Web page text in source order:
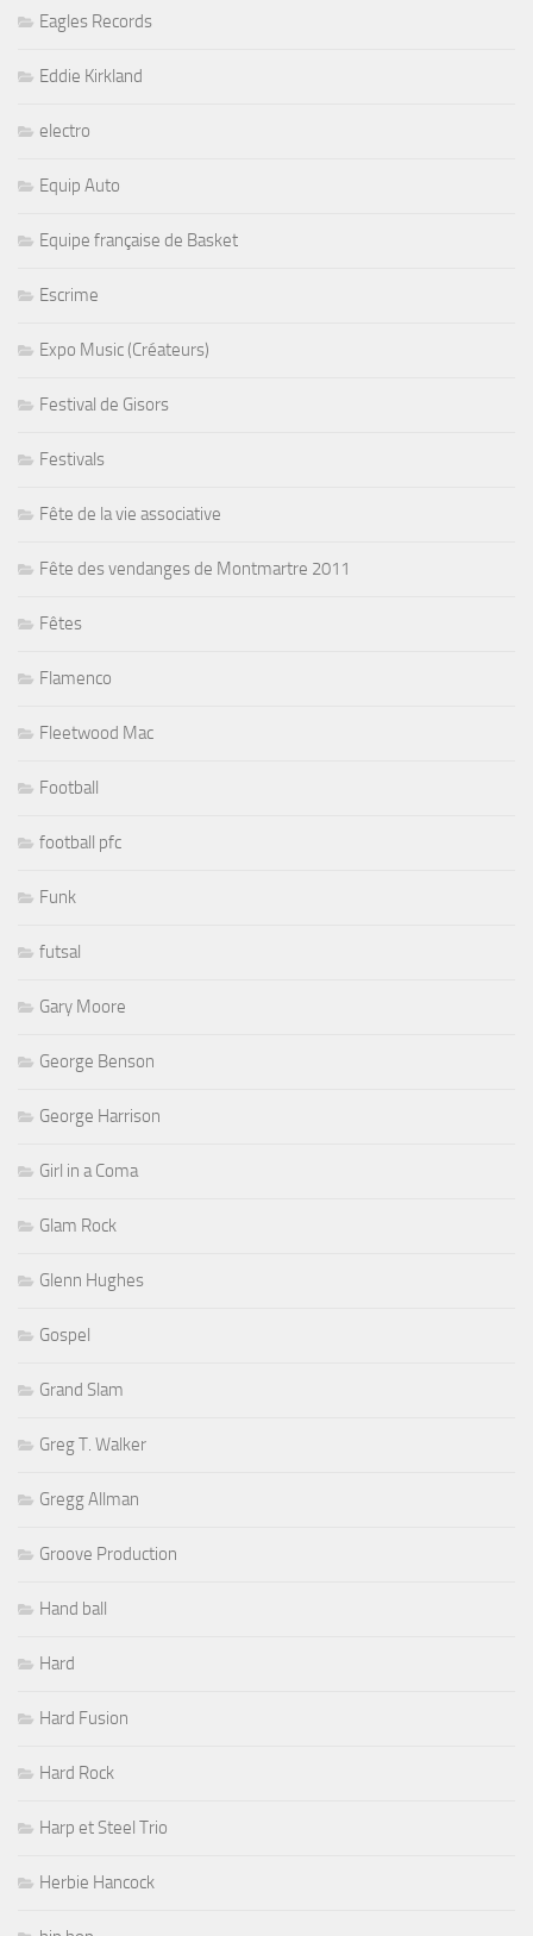
Eagles Records
Eddie Kirkland
electro
Equip Auto
Equipe française de Basket
Escrime
Expo Music (Créateurs)
Festival de Gisors
Festivals
Fête de la vie associative
Fête des vendanges de Montmartre 2011
Fêtes
Flamenco
Fleetwood Mac
Football
football pfc
Funk
futsal
Gary Moore
George Benson
George Harrison
Girl in a Coma
Glam Rock
Glenn Hughes
Gospel
Grand Slam
Greg T. Walker
Gregg Allman
Groove Production
Hand ball
Hard
Hard Fusion
Hard Rock
Harp et Steel Trio
Herbie Hancock